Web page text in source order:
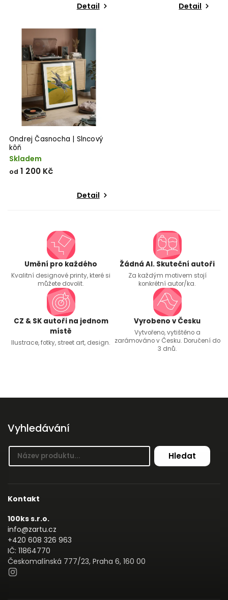
Detail Detail
Ondrej Časnocha | Slncový
kôň
Skladem
od 1 200 Kč
Detail
Umění pro každého
Kvalitní designové printy, které si
můžete dovolit.
Žádná AI. Skuteční autoři
Za každým motivem stojí
konkrétní autor/ka.
CZ & SK autoři na jednom
místě
Ilustrace, fotky, street art, design.
Vyrobeno v Česku
Vytvořeno, vytištěno a
zarámováno v Česku. Doručení do
3 dnů.
Vyhledávání
Hledat
Kontakt
100ks s.r.o.
info@zartu.cz
+420 608 326 963
IČ: 11864770
Českomalínská 777/23, Praha 6, 160 00